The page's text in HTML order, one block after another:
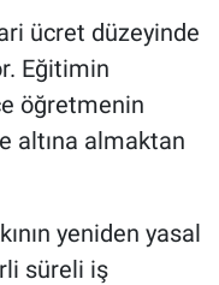
ücret düzeyinde
Eğitimin
öğretmenin
altına almaktan
yeniden yasal
süreli iş